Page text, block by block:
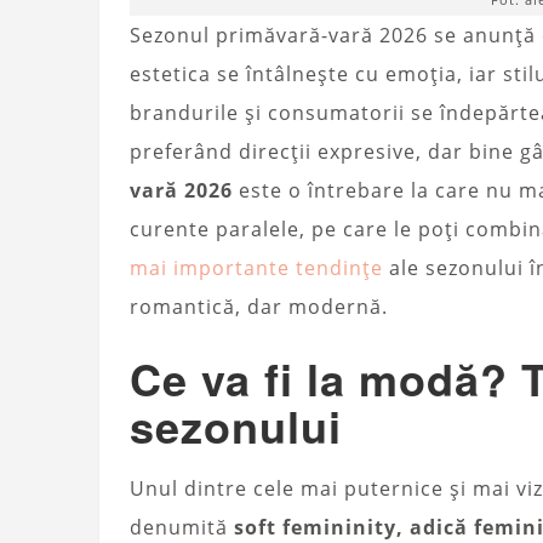
Sezonul primăvară-vară 2026 se
estetica se întâlnește cu emoția, iar
brandurile și consumatorii se
preferând direcții expresive, dar bine
vară 2026 este o întrebare la care nu
curente paralele, pe care le poți
mai importante tendințe ale sezonului
romantică, dar modernă.
Ce va fi la modă?
sezonului
Unul dintre cele mai puternice și mai
denumită soft femininity, adică